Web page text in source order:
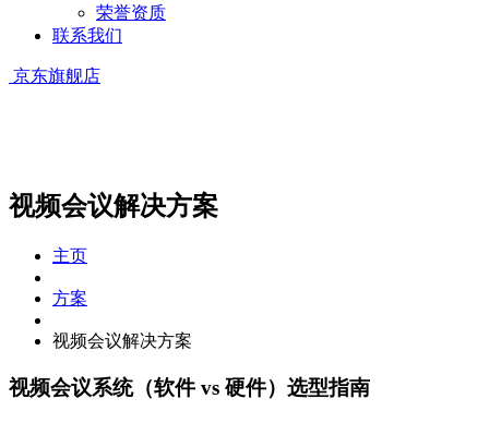
荣誉资质
联系我们
京东旗舰店
视频会议解决方案
主页
方案
视频会议解决方案
视频会议系统（软件 vs 硬件）选型指南